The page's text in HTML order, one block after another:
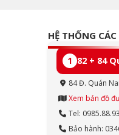
HỆ THỐNG
1 82 + 84
84 Đ. Quán
Xem bản đồ
Tel:
Bảo hành: